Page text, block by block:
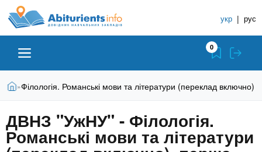
A
b
i
t
п
р
в
о
н
и
укр | рус
Абитуриенту
Вузы
0
В
д
е
с
Главная
»Філологія. Романські мови та літератури (переклад
ДВНЗ "УжНУ" - Філологія.
Романські мови та літератури